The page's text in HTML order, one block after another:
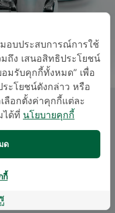
วัฒนกุล
สตร์
ศาสตร์
อบประสบการณ์การใช้
ถึง เสนอสิทธิประโยชน์
มรับคุกกี้ทั้งหมด” เพื่อ
ะโยชน์ดังกล่าว หรือ
ลือกตั้งค่าคุกกี้แต่ละ
ได้ที่ นโยบายคุกกี้
ด
กี้